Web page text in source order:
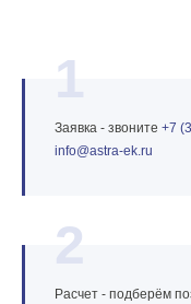
1
Заявка - звоните +7
info@astra‑ek.ru
2
Расчет - подберём